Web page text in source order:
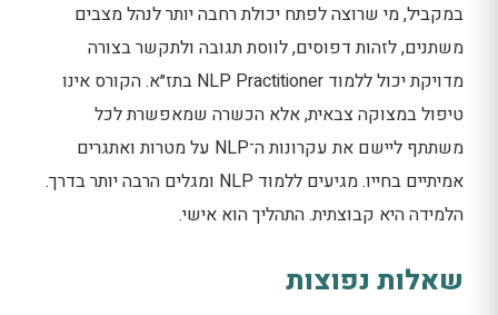
במקביל, מי שרוצה לפתח יכולת רחבה יותר לנהל מצבים
משתנים, לזהות דפוסים, לווסת תגובה ולתקשר בצורה
מדויקת יכול ללמוד NLP Practitioner בתז״א. הקורס אינו
טיפול במצוקה צבאית, אלא הכשרה שמאפשרת לכל
משתתף ליישם את עקרונות ה־NLP על מטרות ואתגרים
אמיתיים בחייו. מגיעים ללמוד NLP ומגלים הרבה יותר בדרך.
הלמידה היא קבוצתית. התהליך הוא אישי.
שאלות נפוצות